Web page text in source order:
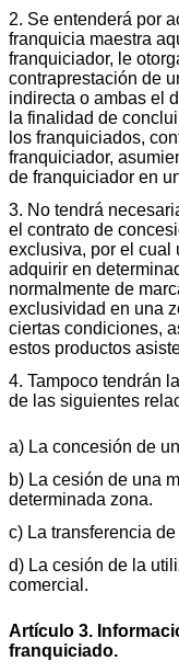
2. Se entenderá por
franquicia maestra
franquiciador, le
contraprestación de
indirecta o ambas el
la finalidad de
los franquiciados,
franquiciador,
de franquiciador en
3. No tendrá
el contrato de
exclusiva, por el cual
adquirir en
normalmente de
exclusividad en una
ciertas condiciones,
estos productos
4. Tampoco tendrán
de las siguientes
a) La concesión de
b) La cesión de una
determinada zona.
c) La transferencia
d) La cesión de la
comercial.
Artículo 3.
franquiciado.